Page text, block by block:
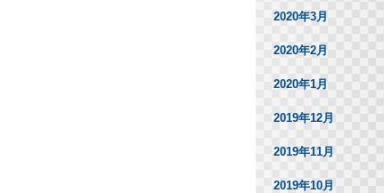
2020年3月
2020年2月
2020年1月
2019年12月
2019年11月
2019年10月